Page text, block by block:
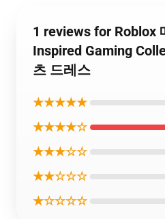
1 reviews for Roblox
Inspired Gaming
츠 드레스
★★★★★
★★★★☆
★★★☆☆
★★☆☆☆
★☆☆☆☆